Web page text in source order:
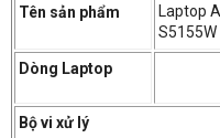
Tên sản phẩm
Laptop
S5155W
Dòng Laptop
Bộ vi xử lý